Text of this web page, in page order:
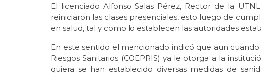
El licenciado Alfonso Salas Pérez, Rector de la
reiniciaron las clases presenciales, esto luego de
en salud, tal y como lo establecen las autoridades
En este sentido el mencionado indicó que aun
Riesgos Sanitarios (COEPRIS) ya le otorga a la
quiera se han establecido diversas medidas de